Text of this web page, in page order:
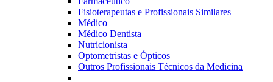
Fisioterapeutas e Profissionais Similares
Médico
Médico Dentista
Nutricionista
Optometristas e Ópticos
Outros Profissionais Técnicos da Medicina